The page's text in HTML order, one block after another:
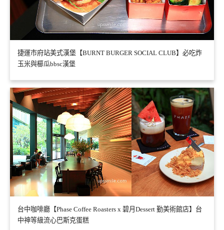
捷運市府站美式漢堡【BURNT BURGER SOCIAL CLUB】必吃炸
玉米與櫛瓜bbsc漢堡
台中咖啡廳【Phase Coffee Roasters x 碧月Dessert 勤美術館店】台
中神等級流心巴斯克蛋糕